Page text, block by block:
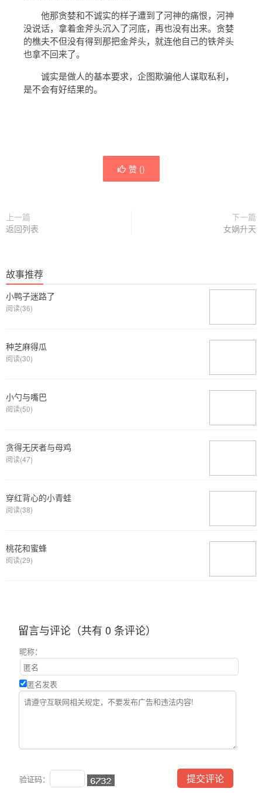
他那贪婪和不诚实的样子遭到了河神的痛恨，河神
没说话，拿着金斧头沉入了河底，再也没有出来。贪婪
的樵夫不但没有得到那把金斧头，就连他自己的铁斧头
也拿不回来了。
诚实是做人的基本要求，企图欺骗他人谋取私利，
是不会有好结果的。
赞 ()
上一篇
返回列表
下一篇
女娲升天
故事推荐
小鸭子迷路了
阅读(36)
种芝麻得瓜
阅读(30)
小勺与嘴巴
阅读(50)
贪得无厌者与母鸡
阅读(47)
穿红背心的小青蛙
阅读(38)
桃花和蜜蜂
阅读(29)
留言与评论（共有 0 条评论）
昵称：
匿名发表
验证码：